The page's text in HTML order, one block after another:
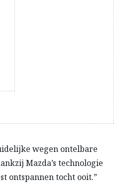
wegen ontelbare
Mazda’s technologie
ontspannen tocht ooit.”